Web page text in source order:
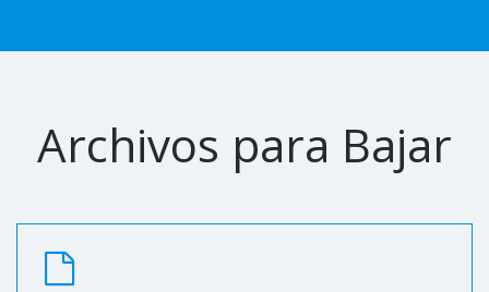
Archivos para Bajar